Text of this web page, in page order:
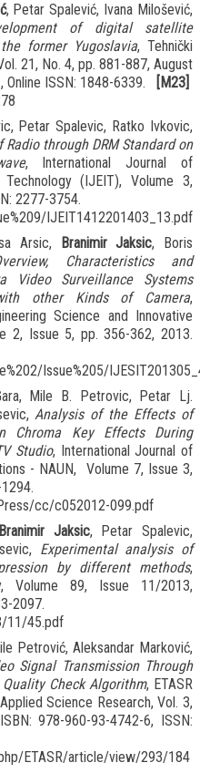
, Petar Spalević, Ivana Milošević,
of digital satellite
former Yugoslavia, Tehnički
21, No. 4, pp. 881-887, August
Online ISSN: 1848-6339.
[M23]
Petar Spalevic, Ratko Ivkovic,
through DRM Standard on
, International Journal of
Technology (IJEIT), Volume 3,
2277-3754.
IJEIT1412201403_13.pdf
Arsic,
Branimir Jaksic, Boris
Characteristics and
Video Surveillance Systems
other Kinds of Camera,
Science and Innovative
2, Issue 5, pp. 356-362, 2013.
Issue%205/
Mile B. Petrovic, Petar Lj.
Analysis of the Effects of
Chroma Key Effects During
Studio, International Journal of
- NAUN, Volume 7, Issue 3,
1294.
cc/c052012-099.pdf
Branimir Jaksic, Petar Spalevic,
Experimental analysis of
by different methods,
Volume 89, Issue 11/2013,
2097.
11/45.pdf
Petrović, Aleksandar Marković,
Signal Transmission Through
Check Algorithm, ETASR
Science Research, Vol. 3,
978-960-93-4742-6, ISSN:
ETASR/article/view/293/184